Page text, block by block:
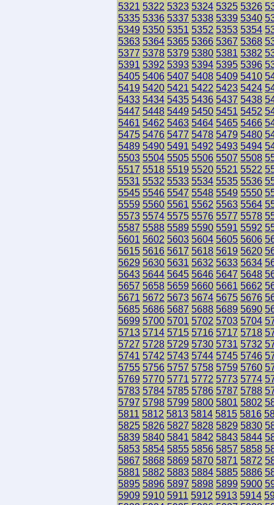
5321 5322 5323 5324 5325 5326
5335 5336 5337 5338 5339 5340
5349 5350 5351 5352 5353 5354
5363 5364 5365 5366 5367 5368
5377 5378 5379 5380 5381 5382
5391 5392 5393 5394 5395 5396
5405 5406 5407 5408 5409 5410
5419 5420 5421 5422 5423 5424
5433 5434 5435 5436 5437 5438
5447 5448 5449 5450 5451 5452
5461 5462 5463 5464 5465 5466
5475 5476 5477 5478 5479 5480
5489 5490 5491 5492 5493 5494
5503 5504 5505 5506 5507 5508
5517 5518 5519 5520 5521 5522
5531 5532 5533 5534 5535 5536
5545 5546 5547 5548 5549 5550
5559 5560 5561 5562 5563 5564
5573 5574 5575 5576 5577 5578
5587 5588 5589 5590 5591 5592
5601 5602 5603 5604 5605 5606
5615 5616 5617 5618 5619 5620
5629 5630 5631 5632 5633 5634
5643 5644 5645 5646 5647 5648
5657 5658 5659 5660 5661 5662
5671 5672 5673 5674 5675 5676
5685 5686 5687 5688 5689 5690
5699 5700 5701 5702 5703 5704
5713 5714 5715 5716 5717 5718
5727 5728 5729 5730 5731 5732
5741 5742 5743 5744 5745 5746
5755 5756 5757 5758 5759 5760
5769 5770 5771 5772 5773 5774
5783 5784 5785 5786 5787 5788
5797 5798 5799 5800 5801 5802
5811 5812 5813 5814 5815 5816
5825 5826 5827 5828 5829 5830
5839 5840 5841 5842 5843 5844
5853 5854 5855 5856 5857 5858
5867 5868 5869 5870 5871 5872
5881 5882 5883 5884 5885 5886
5895 5896 5897 5898 5899 5900
5909 5910 5911 5912 5913 5914